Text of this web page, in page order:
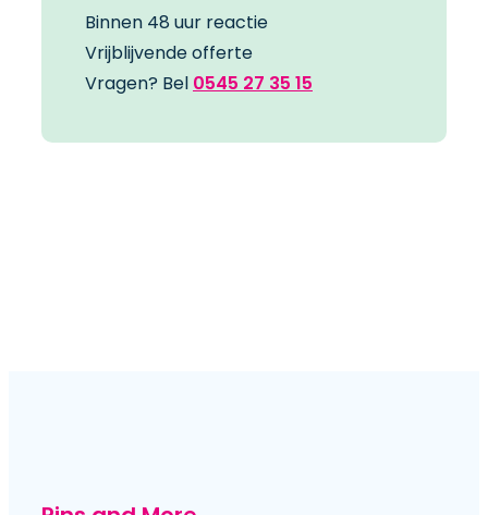
Binnen 48 uur reactie
Vrijblijvende offerte
Vragen? Bel 0545 27 35 15